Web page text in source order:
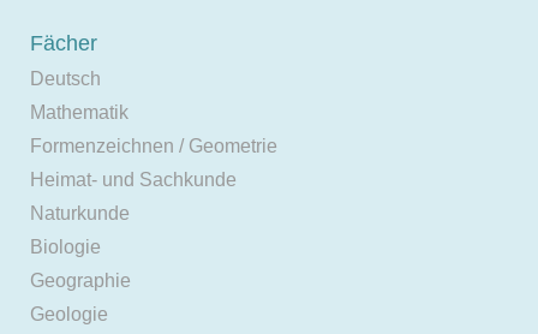
Fächer
Deutsch
Mathematik
Formenzeichnen / Geometrie
Heimat- und Sachkunde
Naturkunde
Biologie
Geographie
Geologie